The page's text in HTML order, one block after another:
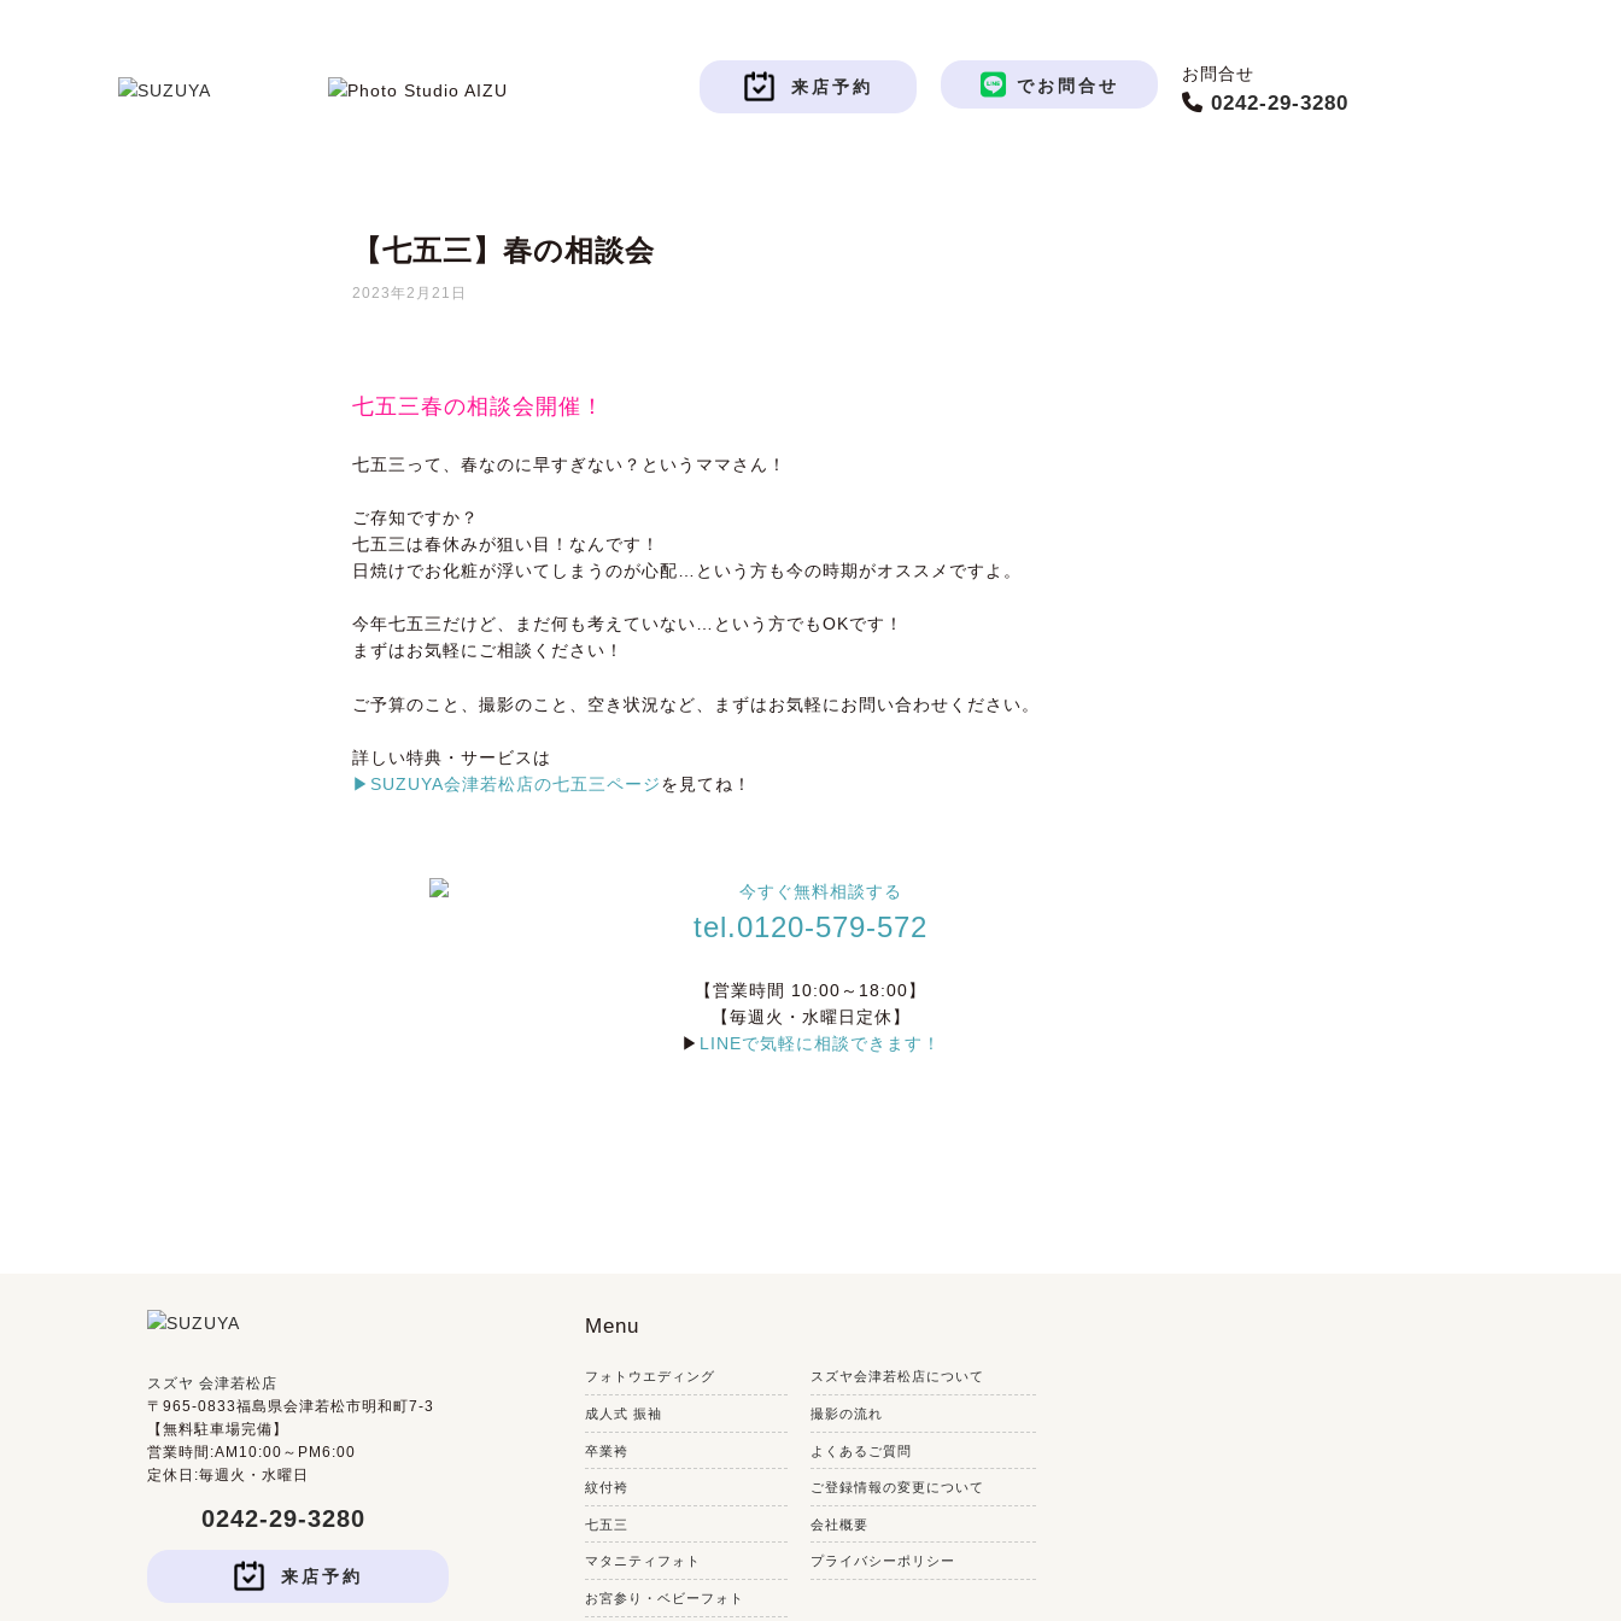
来店予約 でお問合せ
お問合せ
0242-29-3280
【七五三】春の相談会
2023年2月21日
七五三春の相談会開催！
七五三って、春なのに早すぎない？というママさん！
ご存知ですか？
七五三は春休みが狙い目！なんです！
日焼けでお化粧が浮いてしまうのが心配…という方も今の時期がオススメですよ。
今年七五三だけど、まだ何も考えていない…という方でもOKです！
まずはお気軽にご相談ください！
ご予算のこと、撮影のこと、空き状況など、まずはお気軽にお問い合わせください。
詳しい特典・サービスは
▶SUZUYA会津若松店の七五三ページを見てね！
tel.0120-579-572
【営業時間 10:00～18:00】
【毎週火・水曜日定休】
▶ LINEで気軽に相談できます！
スズヤ 会津若松店
〒965-0833福島県会津若松市明和町7-3
【無料駐車場完備】
営業時間:AM10:00～PM6:00
定休日:毎週火・水曜日
0242-29-3280
来店予約
Menu
フォトウエディング
成人式 振袖
卒業袴
紋付袴
七五三
マタニティフォト
お宮参り・ベビーフォト
スズヤ会津若松店について
撮影の流れ
よくあるご質問
ご登録情報の変更について
会社概要
プライバシーポリシー